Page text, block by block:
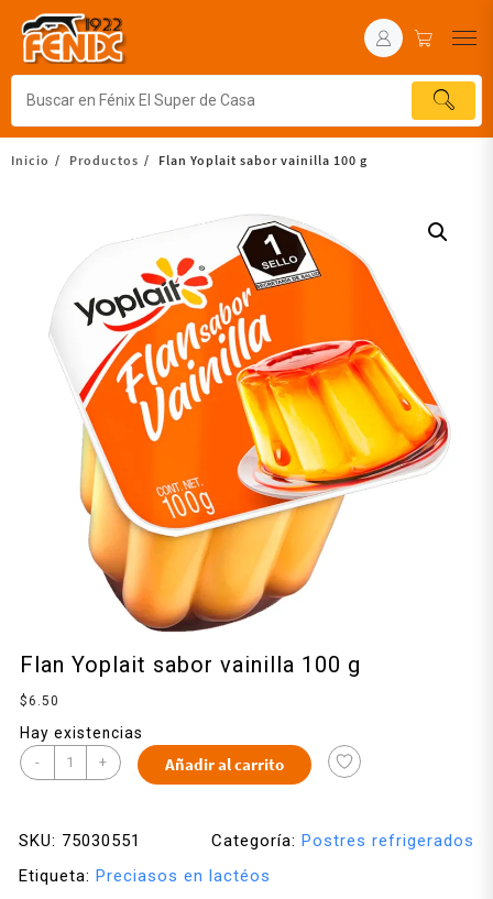
Inicio Productos Flan Yoplait sabor vainilla 100 g
Flan Yoplait sabor vainilla 100 g
$6.50
Hay existencias
- + Añadir al carrito
SKU: 75030551 Categoría: Postres refrigerados
Etiqueta: Preciasos en lactéos